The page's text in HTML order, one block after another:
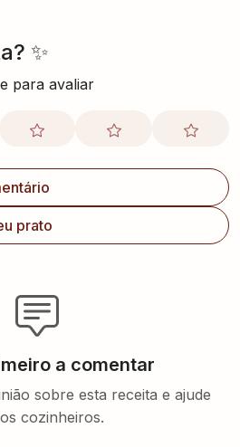
✨
para avaliar
prato
a comentar
sobre esta receita e ajude
cozinheiros.